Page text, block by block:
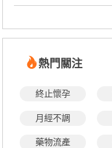
熱門關注
終止懷孕
月經不調
藥物流產